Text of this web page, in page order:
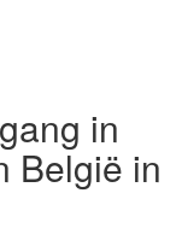
in
België in